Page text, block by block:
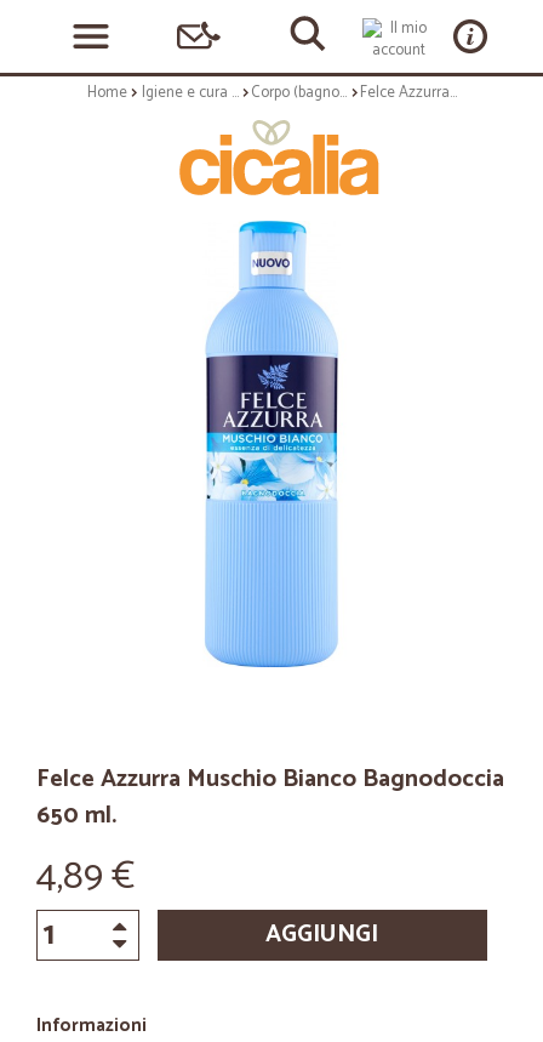
Home Igiene e cura personale Corpo (bagnoschiuma, crema corpo) Felce Azzurra Muschio Bianco Bagnodoccia 650 ml.
Felce Azzurra Muschio Bianco Bagnodoccia
650 ml.
4,89 €
AGGIUNGI
Informazioni